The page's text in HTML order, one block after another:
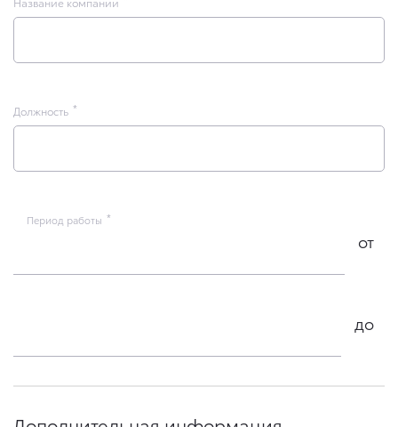
Должность
Период работы
от
до